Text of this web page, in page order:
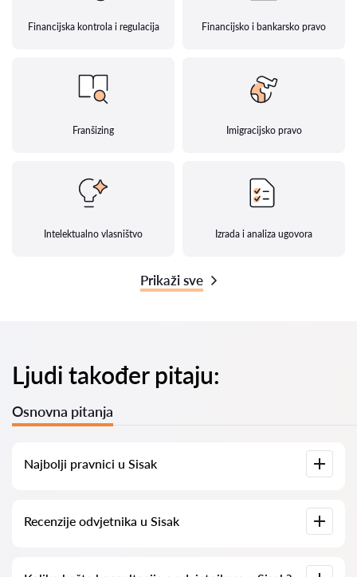
Financijska kontrola i regulacija Financijsko i bankarsko pravo
Franšizing Imigracijsko pravo
Intelektualno vlasništvo Izrada i analiza ugovora
Prikaži sve
Ljudi također pitaju:
Osnovna pitanja
Najbolji pravnici u Sisak
informacijama. Cijene, recenzije, telefonski brojevi i adrese.
Recenzije odvjetnika u Sisak